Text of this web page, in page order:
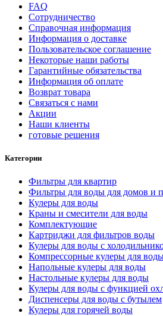
FAQ
Сотрудничество
Справочная информация
Информация о доставке
Пользовательское соглашение
Некоторые наши работы
Гарантийные обязательства
Информация об оплате
Возврат товара
Связаться с нами
Акции
Наши клиенты
готовые решения
Категории
Фильтры для квартир
Фильтры для воды для домов и
Кулеры для воды
Краны и смесители для воды
Комплектующие
Картриджи для фильтров воды
Кулеры для воды с
Компрессорные кулеры для
Напольные кулеры для воды
Настольные кулеры для воды
Кулеры для воды с функцией
Диспенсеры для воды с бутылем
Кулеры для горячей воды